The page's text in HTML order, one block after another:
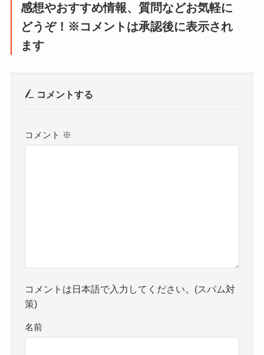
感想やおすすめ情報、質問などお気軽に
どうぞ！※コメントは承認後に表示され
ます
コメントする
コメント ※
コメントは日本語で入力してください。(スパム対
策)
名前